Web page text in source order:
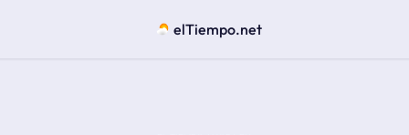
elTiempo.net